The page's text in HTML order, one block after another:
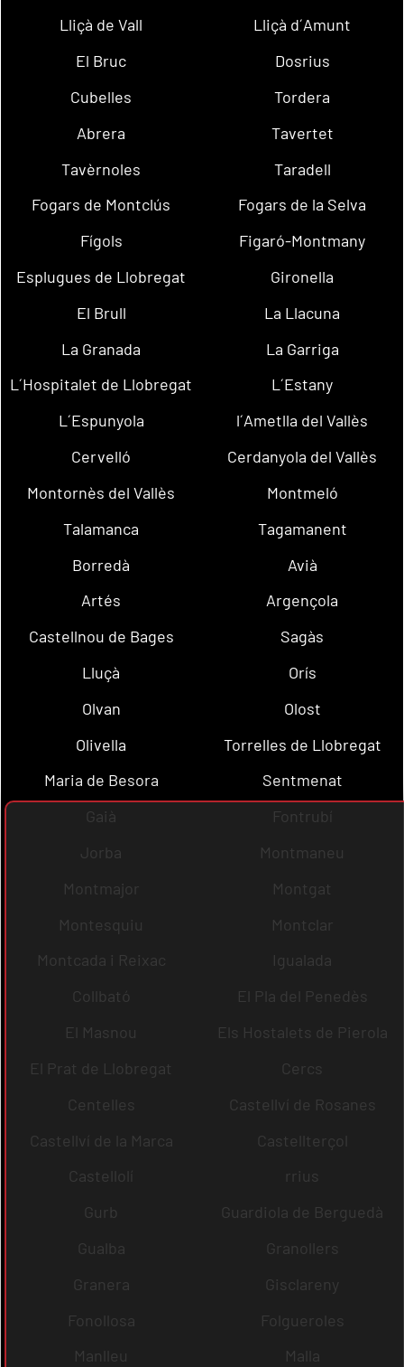
Lliçà de Vall
Lliçà d´Amunt
El Bruc
Dosrius
Cubelles
Tordera
Abrera
Tavertet
Tavèrnoles
Taradell
Fogars de Montclús
Fogars de la Selva
Fígols
Figaró-Montmany
Esplugues de Llobregat
Gironella
El Brull
La Llacuna
La Granada
La Garriga
L´Hospitalet de Llobregat
L´Estany
L´Espunyola
l´Ametlla del Vallès
Cervelló
Cerdanyola del Vallès
Montornès del Vallès
Montmeló
Talamanca
Tagamanent
Borredà
Avià
Artés
Argençola
Castellnou de Bages
Sagàs
Lluçà
Orís
Olvan
Olost
Olivella
Torrelles de Llobregat
Maria de Besora
Sentmenat
Gaià
Fontrubí
Jorba
Montmaneu
Montmajor
Montgat
Montesquiu
Montclar
Montcada i Reixac
Igualada
Collbató
El Pla del Penedès
El Masnou
Els Hostalets de Pierola
El Prat de Llobregat
Cercs
Centelles
Castellví de Rosanes
Castellví de la Marca
Castellterçol
Castellolí
rrius
Gurb
Guardiola de Berguedà
Gualba
Granollers
Granera
Gisclareny
Fonollosa
Folgueroles
Manlleu
Malla